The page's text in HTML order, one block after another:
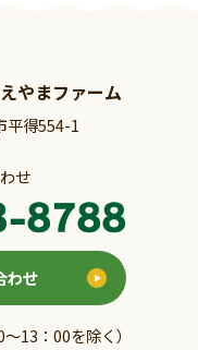
やまファーム
平得554-1
せ
わせ
13：00を除く）